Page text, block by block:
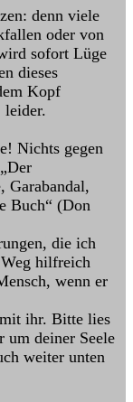
denn viele
oder von
sofort Lüge
dieses
Kopf
leider.
Nichts gegen
Garabandal,
Buch“ (Don
die ich
hilfreich
wenn er
mit ihr. Bitte lies
um deiner Seele
weiter unten